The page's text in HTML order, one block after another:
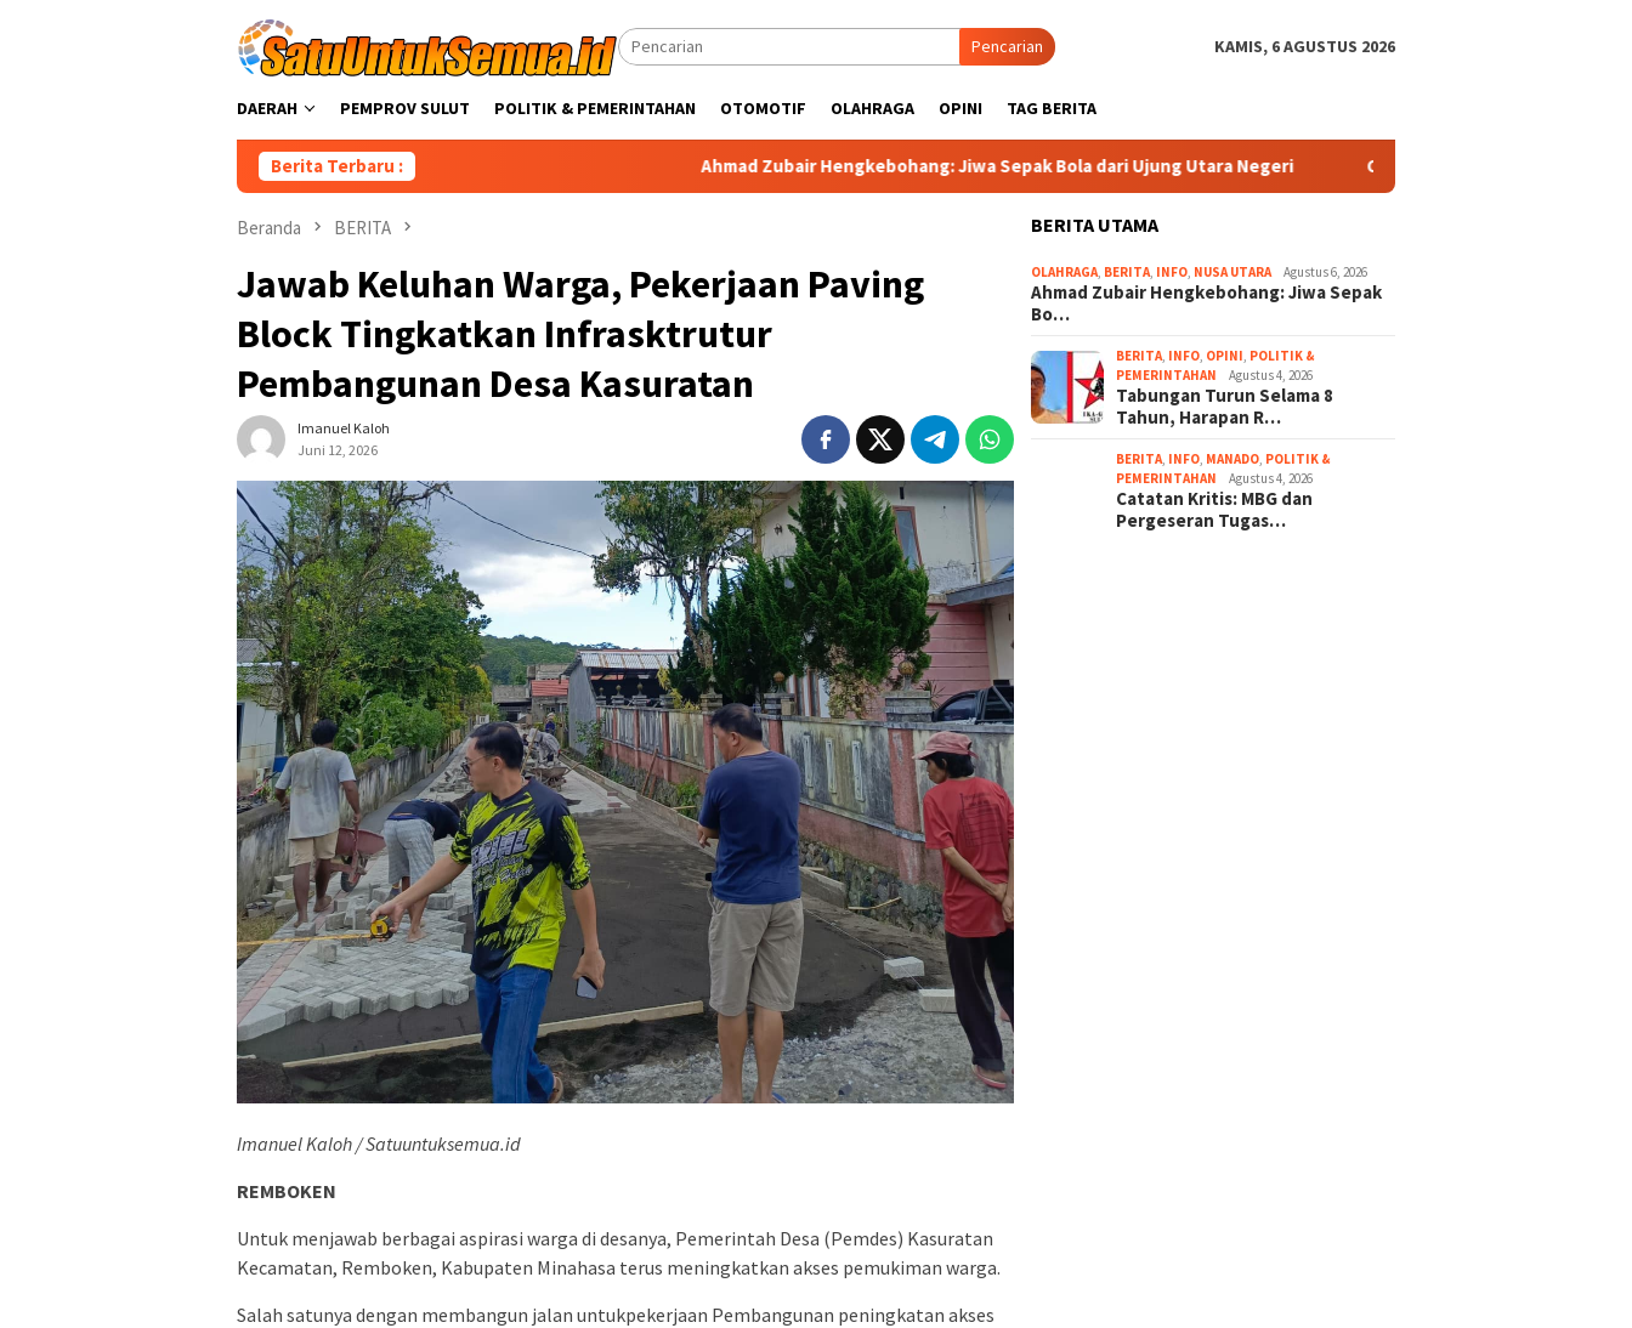
Pencarian KAMIS, 6 AGUSTUS 2026
DAERAH PEMPROV SULUT POLITIK & PEMERINTAHAN OTOMOTIF OLAHRAGA OPINI TAG BERITA
Berita Terbaru : Ahmad Zubair Hengkebohang: Jiwa Sepak Bola dari Ujung Utara Negeri CEP Anggota Komisi VI DPR RI Nilai Penurunan BBM
Beranda BERITA
Jawab Keluhan Warga, Pekerjaan Paving
Block Tingkatkan Infrasktrutur
Pembangunan Desa Kasuratan
Imanuel Kaloh
Juni 12, 2026
Imanuel Kaloh / Satuuntuksemua.id
REMBOKEN
Untuk menjawab berbagai aspirasi warga di desanya, Pemerintah Desa (Pemdes) Kasuratan
Kecamatan, Remboken, Kabupaten Minahasa terus meningkatkan akses pemukiman warga.
Salah satunya dengan membangun jalan untukpekerjaan Pembangunan peningkatan akses
BERITA UTAMA
OLAHRAGA, BERITA, INFO, NUSA UTARA Agustus 6, 2026
Ahmad Zubair Hengkebohang: Jiwa Sepak
Bo…
BERITA, INFO, OPINI, POLITIK &
PEMERINTAHAN
Agustus 4, 2026
Tabungan Turun Selama 8
Tahun, Harapan R…
BERITA, INFO, MANADO, POLITIK &
PEMERINTAHAN
Agustus 4, 2026
Catatan Kritis: MBG dan
Pergeseran Tugas…